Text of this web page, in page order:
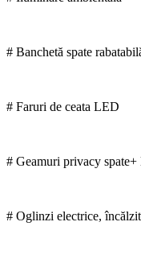
# Banchetă spate
# Faruri de ceata LED
# Geamuri privacy spate+
# Oglinzi electrice,